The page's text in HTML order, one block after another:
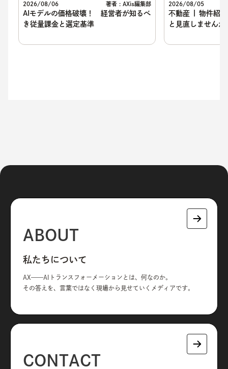
2026/08/06 著者 : AXis編集部
AIモデルの価格破壊！ 経営者が知るべ
き従量課金と選定基準
2026/08/05
不動産 | 物件紹介
と見直しません
ABOUT
私たちについて
AX——AIトランスフォーメーションとは、何なのか。
その答えを、言葉ではなく現場から見せていくメディアです。
CONTACT